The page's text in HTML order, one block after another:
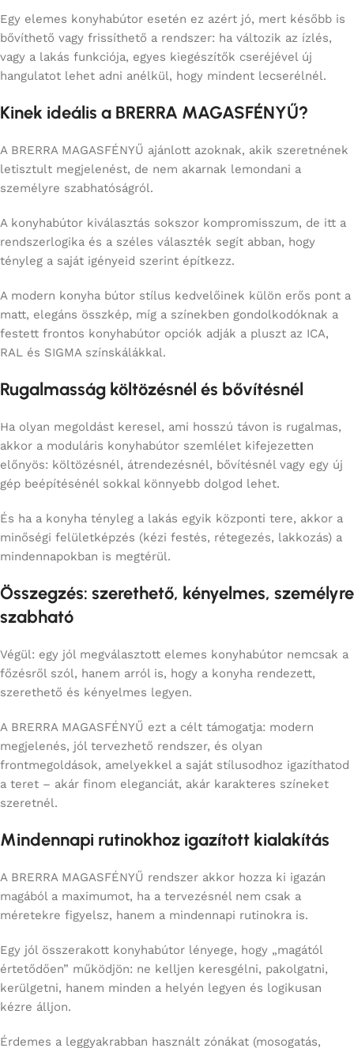
Egy elemes konyhabútor esetén ez azért jó, mert később is
bővíthető vagy frissíthető a rendszer: ha változik az ízlés,
vagy a lakás funkciója, egyes kiegészítők cseréjével új
hangulatot lehet adni anélkül, hogy mindent lecserélnél.
Kinek ideális a BRERRA MAGASFÉNYŰ?
A BRERRA MAGASFÉNYŰ ajánlott azoknak, akik szeretnének
letisztult megjelenést, de nem akarnak lemondani a
személyre szabhatóságról.
A konyhabútor kiválasztás sokszor kompromisszum, de itt a
rendszerlogika és a széles választék segít abban, hogy
tényleg a saját igényeid szerint építkezz.
A modern konyha bútor stílus kedvelőinek külön erős pont a
matt, elegáns összkép, míg a színekben gondolkodóknak a
festett frontos konyhabútor opciók adják a pluszt az ICA,
RAL és SIGMA színskálákkal.
Rugalmasság költözésnél és bővítésnél
Ha olyan megoldást keresel, ami hosszú távon is rugalmas,
akkor a moduláris konyhabútor szemlélet kifejezetten
előnyös: költözésnél, átrendezésnél, bővítésnél vagy egy új
gép beépítésénél sokkal könnyebb dolgod lehet.
És ha a konyha tényleg a lakás egyik központi tere, akkor a
minőségi felületképzés (kézi festés, rétegezés, lakkozás) a
mindennapokban is megtérül.
Összegzés: szerethető, kényelmes, személyre
szabható
Végül: egy jól megválasztott elemes konyhabútor nemcsak a
főzésről szól, hanem arról is, hogy a konyha rendezett,
szerethető és kényelmes legyen.
A BRERRA MAGASFÉNYŰ ezt a célt támogatja: modern
megjelenés, jól tervezhető rendszer, és olyan
frontmegoldások, amelyekkel a saját stílusodhoz igazíthatod
a teret – akár finom eleganciát, akár karakteres színeket
szeretnél.
Mindennapi rutinokhoz igazított kialakítás
A BRERRA MAGASFÉNYŰ rendszer akkor hozza ki igazán
magából a maximumot, ha a tervezésnél nem csak a
méretekre figyelsz, hanem a mindennapi rutinokra is.
Egy jól összerakott konyhabútor lényege, hogy „magától
értetődően” működjön: ne kelljen keresgélni, pakolgatni,
kerülgetni, hanem minden a helyén legyen és logikusan
kézre álljon.
Érdemes a leggyakrabban használt zónákat (mosogatás,